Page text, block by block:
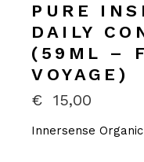
PURE
DAILY
(59ML –
VOYAGE)
€ 15,00
Innersense